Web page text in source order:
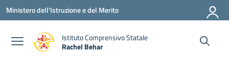
Vai ai contenuti
Vai al menu di navigazione
Vai al footer
Ministero dell'Istruzione e del Merito
Istituto Comprensivo Statale
Rachel Behar